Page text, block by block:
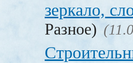
зеркало,
Разное)